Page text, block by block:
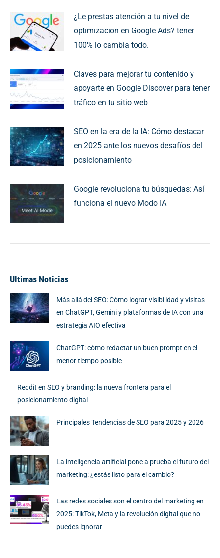
¿Le prestas atención a tu nivel de
optimización en Google Ads? tener
100% lo cambia todo.
Claves para mejorar tu contenido y
apoyarte en Google Discover para tener
tráfico en tu sitio web
SEO en la era de la IA: Cómo destacar
en 2025 ante los nuevos desafíos del
posicionamiento
Google revoluciona tu búsquedas: Así
funciona el nuevo Modo IA
Ultimas Noticias
Más allá del SEO: Cómo lograr visibilidad y visitas
en ChatGPT, Gemini y plataformas de IA con una
estrategia AIO efectiva
ChatGPT: cómo redactar un buen prompt en el
menor tiempo posible
Reddit en SEO y branding: la nueva frontera para el
posicionamiento digital
Principales Tendencias de SEO para 2025 y 2026
La inteligencia artificial pone a prueba el futuro del
marketing: ¿estás listo para el cambio?
Las redes sociales son el centro del marketing en
2025: TikTok, Meta y la revolución digital que no
puedes ignorar